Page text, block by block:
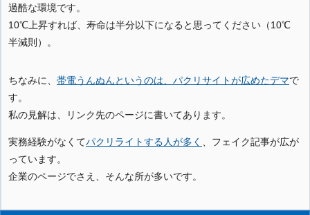
過酷な環境です。
10℃上昇すれば、寿命は半分以下になると思ってください（10℃
半減則）。
ちなみに、 帯電うんぬんというのは、パクリサイトが広めたデマで
す。
私の見解は、リンク先のページに書いてあります。
実務経験がなくてパクリライトする人が多く
、フェイク記事が広が
っています。
企業のページでさえ、そんな所が多いです。